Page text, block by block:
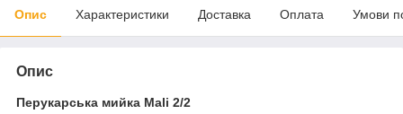
Опис Характеристики Доставка Оплата Умови
Опис
Перукарська мийка Mali 2/2